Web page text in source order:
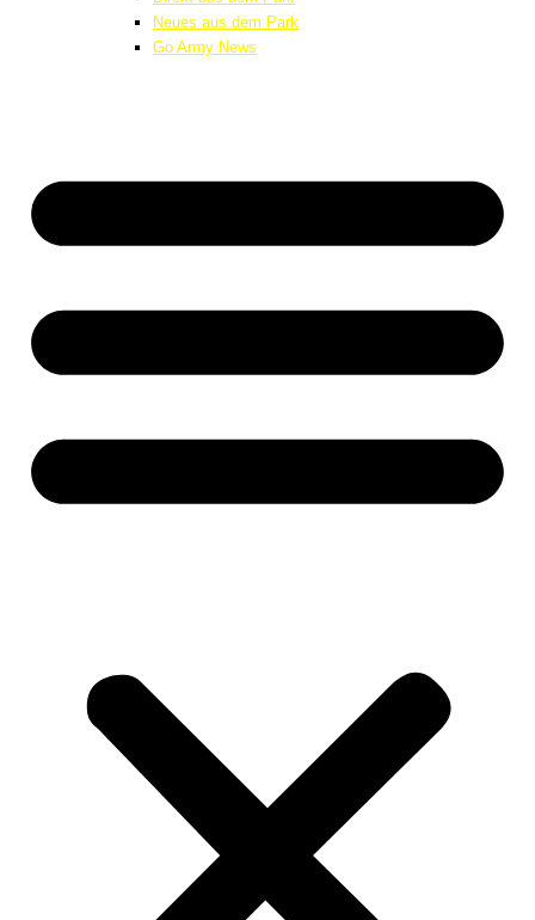
Neues aus dem Park
Go Army News